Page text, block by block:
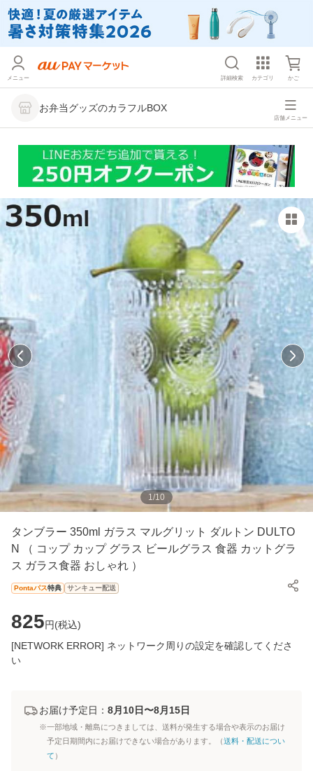
メニュー 詳細検索 カテゴリ かご
お弁当グッズのカラフルBOX
店舗メニュー
1 /10
タンブラー 350ml ガラス マルグリット ダルトン DULTO
N （ コップ カップ グラス ビールグラス 食器 カットグラ
ス ガラス食器 おしゃれ ）
Pontaパス特典 サンキュー配送
825円(税込)
[NETWORK ERROR] ネットワーク周りの設定を確認してくださ
い
お届け予定日： 8月10日〜8月15日
※一部地域・離島につきましては、送料が発生する場合や表示のお届け
予定日期間内にお届けできない場合があります。（送料・配送につい
て ）